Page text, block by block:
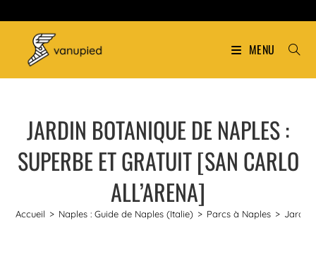
MENU
JARDIN BOTANIQUE DE NAPLES :
SUPERBE ET GRATUIT [SAN CARLO
ALL’ARENA]
Accueil > Naples : Guide de Naples (Italie) > Parcs à Naples > Jardin